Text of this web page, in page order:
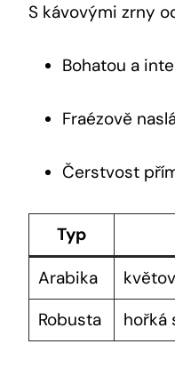
S kávovými zrny
Bohatou a
Fraézově
Čerstvost
Typ
Arabika
Robusta
hořká